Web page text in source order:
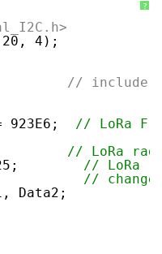
?
4);
//
923E6;
// LoRa
5;
// LoRa
= 25;
// LoRa
33;
//
Data2;